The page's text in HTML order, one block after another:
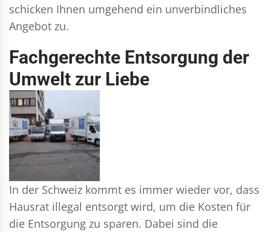
schicken Ihnen umgehend ein unverbindliches
Angebot zu.
Fachgerechte Entsorgung der
Umwelt zur Liebe
In der Schweiz kommt es immer wieder vor, dass
Hausrat illegal entsorgt wird, um die Kosten für
die Entsorgung zu sparen. Dabei sind die